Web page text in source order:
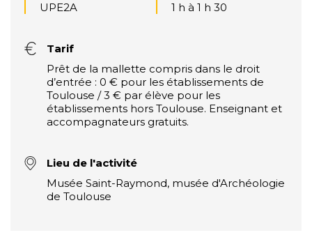
UPE2A
1 h à 1 h 30
Tarif
Prêt de la mallette compris dans le droit
d’entrée : 0 € pour les établissements de
Toulouse / 3 € par élève pour les
établissements hors Toulouse. Enseignant et
accompagnateurs gratuits.
Lieu de l'activité
Musée Saint-Raymond, musée d'Archéologie
de Toulouse